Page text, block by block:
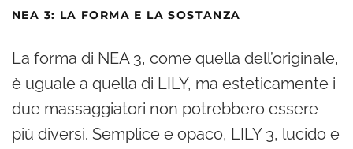
NEA 3: LA FORMA E LA SOSTANZA
La forma di NEA 3, come quella dell’originale,
è uguale a quella di LILY, ma esteticamente i
due massaggiatori non potrebbero essere
più diversi. Semplice e opaco, LILY 3, lucido e